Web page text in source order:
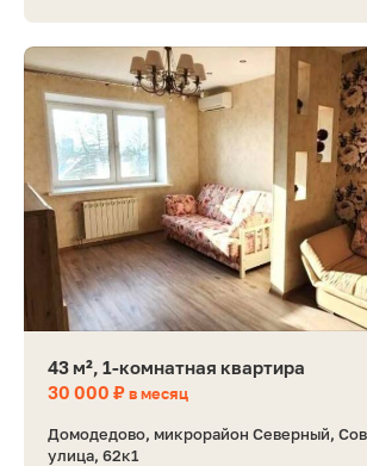
43 м², 1-комнатная квартира
30 000 ₽в месяц
Домодедово, микрорайон Северный,
улица, 62к1